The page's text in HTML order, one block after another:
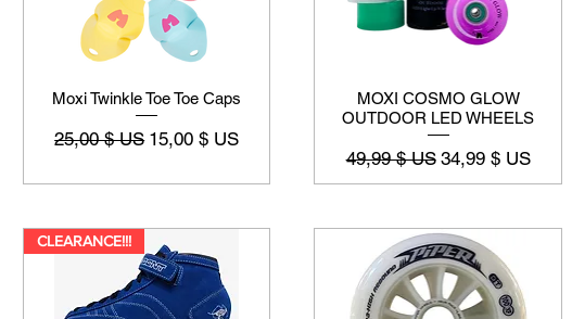
Moxi Twinkle Toe Toe Caps
Prix original
25,00 $ US Prix promotionnel
15,00 $ US
MOXI COSMO GLOW
OUTDOOR LED WHEELS
Prix original
49,99 $ US Prix promotionnel
34,99 $ US
CLEARANCE!!!